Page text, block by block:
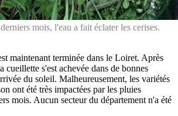
mois, l'eau a fait éclater les cerises.
maintenant terminée dans le Loiret. Après
cueillette s'est achevée dans de bonnes
du soleil. Malheureusement, les variétés
ont été très impactées par les pluies
mois. Aucun secteur du département n'a été